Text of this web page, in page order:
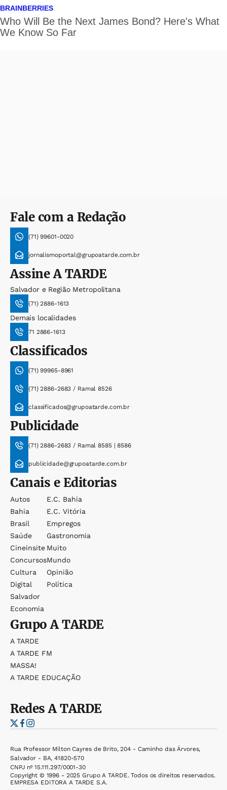
Fale com a Redação
(71) 99601-0020
jornalismoportal@grupoatarde.com.br
AssineA TARDE
Salvador e Região Metropolitana
(71) 2886-1613
Demais localidades
71 2886-1613
Classificados
(71) 99965-8961
(71) 2886-2683 / Ramal 8526
classificados@grupoatarde.com.br
Publicidade
(71) 2886-2683 / Ramal 8585 | 8586
publicidade@grupoatarde.com.br
Canais e Editorias
Autos
Bahia
Brasil
Saúde
Cineinsite
Concursos
Cultura
Digital
Salvador
Economia
E.c. Bahia
E.c. Vitória
Empregos
Gastronomia
Muito
Mundo
Opinião
Política
GrupoA TARDE
A TARDE
A TARDE FM
MASSA!
A TARDE EDUCAÇÃO
RedesA TARDE
Rua Professor Milton Cayres de Brito, 204 - Caminho das Árvores,
Salvador - BA, 41820-570
CNPJ nº 15.111.297/0001-30
Copyright © 1996 - 2025 Grupo A TARDE. Todos os direitos reservados.
EMPRESA EDITORA A TARDE S.A.